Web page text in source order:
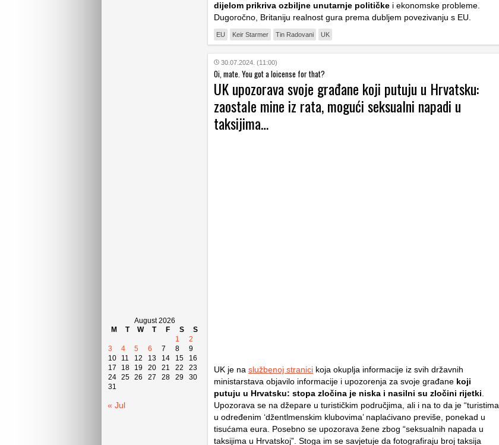
August 2026
M
T W T F S
S
1
2
3
4 5 6 7 8
9
10
11 12 13 14 15
16
17
18 19 20 21 22
23
24 25 26 27 28 29
30
31
« Jul
dijelom prikriva ozbiljne unutarnje političke i ekonomske probleme.
Dugoročno, Britaniju realnost gura prema dubljem povezivanju s EU.
EU Keir Starmer Tin Radovani UK
30.07.2024. (11:00)
Oi, mate. You got a loicense for that?
UK upozorava svoje građane koji putuju u Hrvatsku:
zaostale mine iz rata, mogući seksualni napadi u
taksijima…
UK je na službenoj stranici koja okuplja informacije iz svih državnih
ministarstava objavilo informacije i upozorenja za svoje građane koji
putuju u Hrvatsku: stopa zločina je niska i nasilni su zločini rijetki
Upozorava se na džepare u turističkim područjima, ali i na to da je “turistima
u određenim ‘džentlmenskim klubovima’ naplaćivano previše, ponekad u
tisućama eura. Posebno se upozorava žene zbog “seksualnih napada u
taksijima u Hrvatskoj”. Stoga im se savjetuje da fotografiraju broj taksija